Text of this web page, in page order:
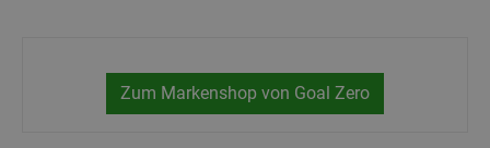
Zum Markenshop von Goal Zero